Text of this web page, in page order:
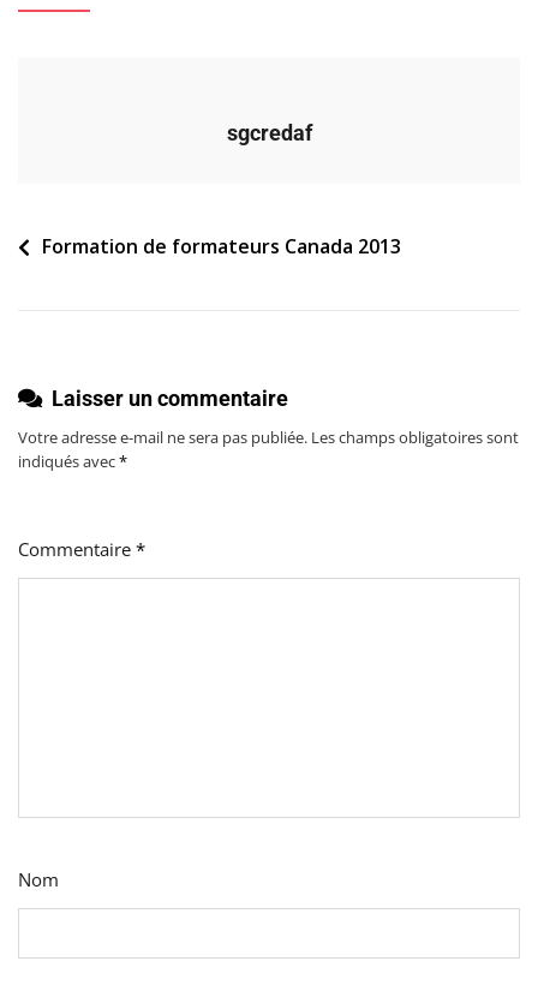
sgcredaf
Navigation
l’article
Formation de formateurs Canada 2013
Laisser un commentaire
Votre adresse e-mail ne sera pas publiée. Les champs obligatoires sont
indiqués avec*
Commentaire *
Nom